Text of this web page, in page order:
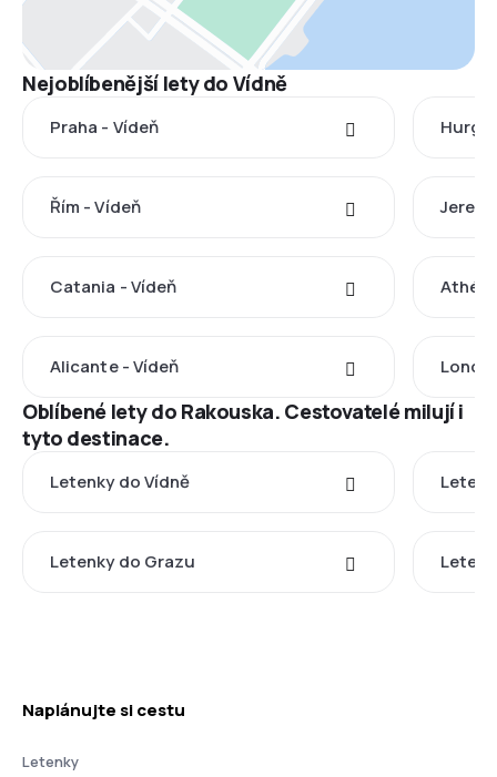
Nejoblíbenější lety do Vídně
Praha - Vídeň
Řím - Vídeň
Catania - Vídeň
Alicante - Vídeň
Oblíbené lety do Rakouska. Cestovatelé milují i
tyto destinace.
Letenky do Vídně
Letenky do Grazu
Naplánujte si cestu
Letenky